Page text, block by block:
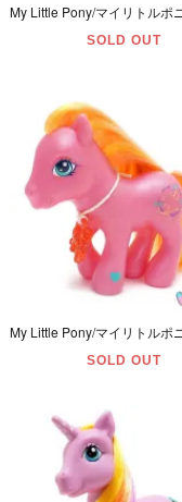
SOLD OUT
SOLD OUT